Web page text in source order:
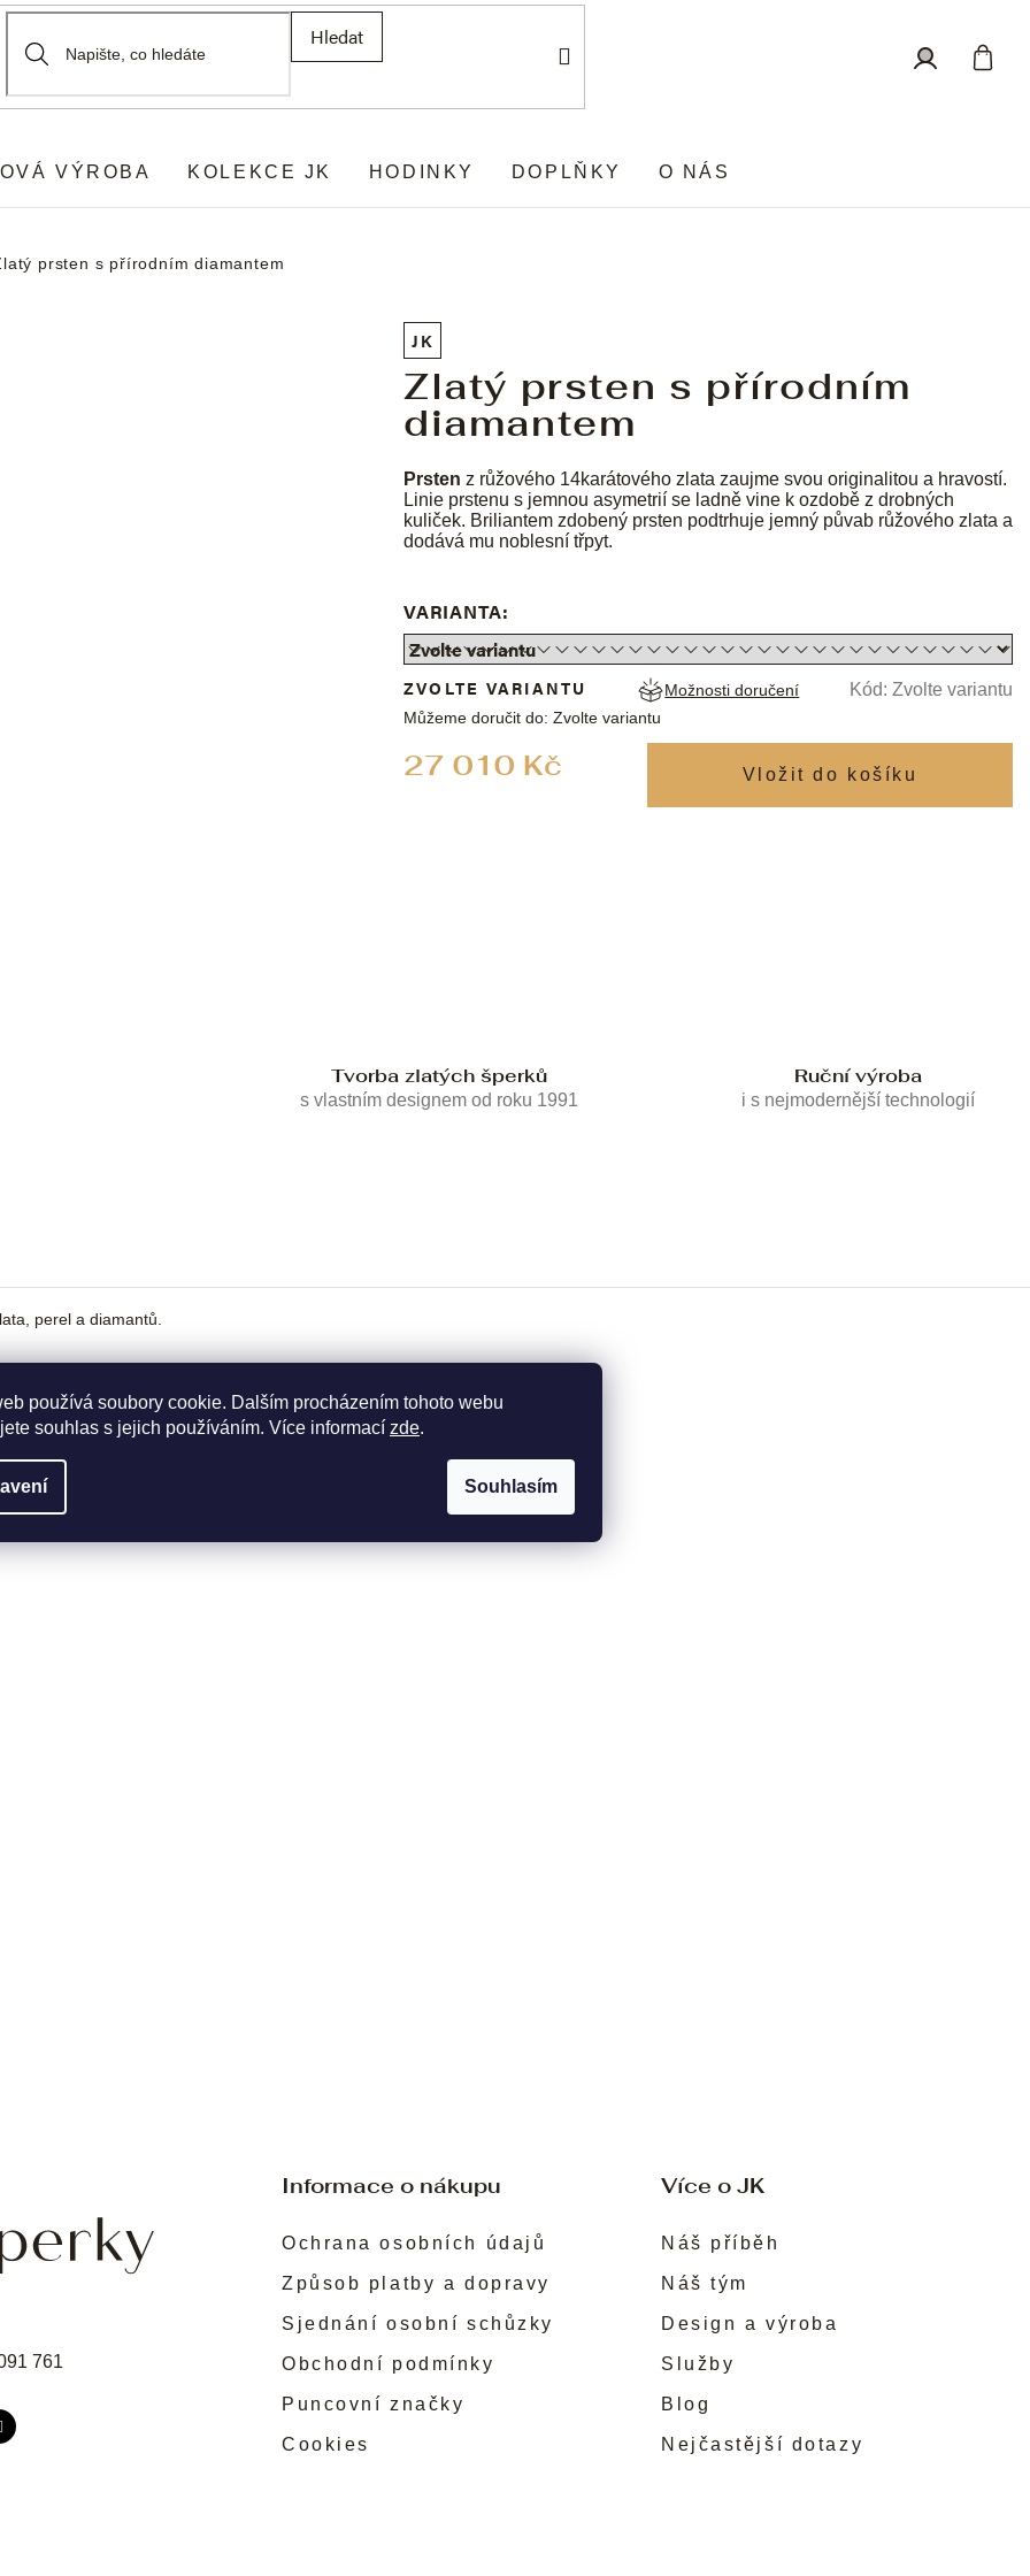
používá soubory cookie. Dalším procházením tohoto webu
souhlas s jejich používáním. Více informací zde.
Souhlasím
Hledat
VÝROBA KOLEKCE JK HODINKY DOPLŇKY O NÁS
prsten s přírodním diamantem
JK
Zlatý prsten s přírodním
diamantem
Prsten z růžového 14karátového zlata zaujme svou originalitou a hravostí.
Linie prstenu s jemnou asymetrií se ladně vine k ozdobě z drobných
kuliček. Briliantem zdobený prsten podtrhuje jemný půvab růžového zlata a
dodává mu noblesní třpyt.
VARIANTA:
27 010 Kč
ZVOLTE VARIANTU
Můžeme doručit do: Zvolte variantu
Možnosti doručení Kód: Zvolte variantu
Tvorba zlatých šperků
s vlastním designem od roku 1991
Ruční výroba
i s nejmodernější technologií
perel a diamantů.
Informace o nákupu
Ochrana osobních údajů
Způsob platby a dopravy
Sjednání osobní schůzky
Obchodní podmínky
Puncovní značky
Cookies
Více o JK
Náš příběh
Náš tým
Design a výroba
Služby
Blog
Nejčastější dotazy
761